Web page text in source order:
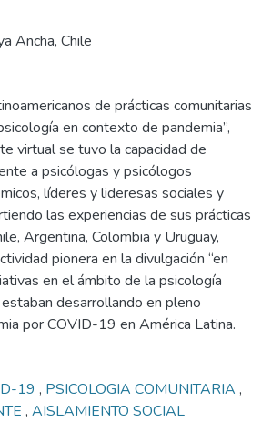
Ancha, Chile
de prácticas comunitarias
en contexto de pandemia”,
virtual se tuvo la capacidad de
a psicólogas y psicólogos
líderes y lideresas sociales y
las experiencias de sus prácticas
Argentina, Colombia y Uruguay,
pionera en la divulgación “en
en el ámbito de la psicología
desarrollando en pleno
por COVID-19 en América Latina.
19 , PSICOLOGIA COMUNITARIA ,
, AISLAMIENTO SOCIAL